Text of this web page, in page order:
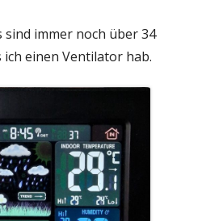
sind immer noch über 34
einen Ventilator hab.